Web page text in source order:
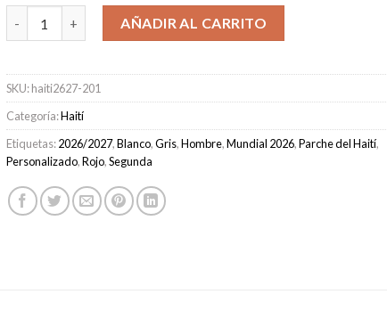
Camiseta Haití Segunda Equipación Hombre 2026/2027 cantidad
AÑADIR AL CARRITO
SKU:haiti2627-201
Categoría:Haití
Etiquetas:2026/2027,Blanco,Gris,Hombre,Mundial 2026,Parche del Haití,
Personalizado,Rojo,Segunda